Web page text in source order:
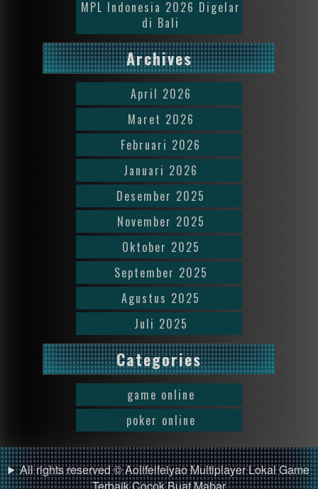
MPL Indonesia 2026 Digelar
di Bali
Archives
April 2026
Maret 2026
Februari 2026
Januari 2026
Desember 2025
November 2025
Oktober 2025
September 2025
Agustus 2025
Juli 2025
Categories
game online
poker online
All rights reserved © Aolifeifeiyao Multiplayer Lokal Game